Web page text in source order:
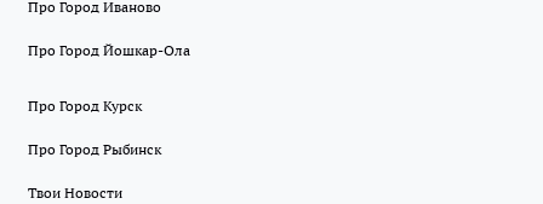
Про Город Иваново
Про Город Йошкар-Ола
Про Город Курск
Про Город Рыбинск
Твои Новости